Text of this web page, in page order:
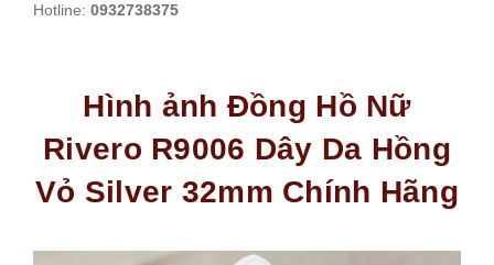
Hotline: 0932738375
Hình ảnh Đồng Hồ Nữ
Rivero R9006 Dây Da Hồng
Vỏ Silver 32mm Chính Hãng